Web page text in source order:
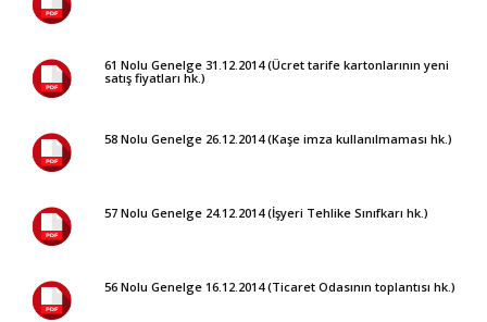
61 Nolu Genelge 31.12.2014 (Ücret tarife kartonlarının yeni
satış fiyatları hk.)
58 Nolu Genelge 26.12.2014 (Kaşe imza kullanılmaması hk.)
57 Nolu Genelge 24.12.2014 (İşyeri Tehlike Sınıfkarı hk.)
56 Nolu Genelge 16.12.2014 (Ticaret Odasının toplantısı hk.)